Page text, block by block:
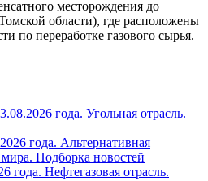
месторождения до
области), где расположены
по переработке газового сырья.
года. Угольная отрасль.
года. Альтернативная
Подборка новостей
года. Нефтегазовая отрасль.